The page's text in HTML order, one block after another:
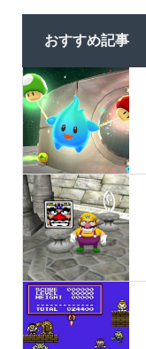
おすすめ記事